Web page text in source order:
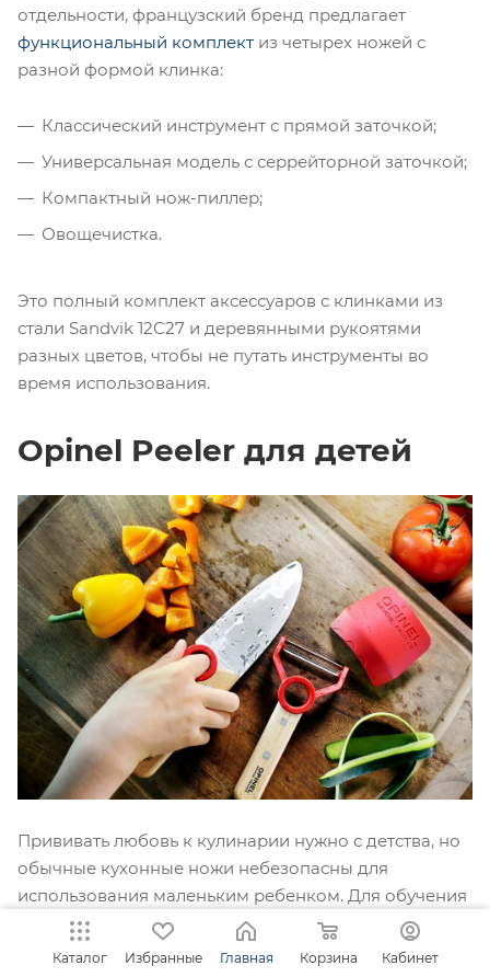
отдельности, французский бренд предлагает
функциональный комплект из четырех ножей с
разной формой клинка:
Классический инструмент с прямой заточкой;
Универсальная модель с серрейторной заточкой;
Компактный нож-пиллер;
Овощечистка.
Это полный комплект аксессуаров с клинками из
стали Sandvik 12C27 и деревянными рукоятями
разных цветов, чтобы не путать инструменты во
время использования.
Opinel Peeler для детей
Прививать любовь к кулинарии нужно с детства, но
обычные кухонные ножи небезопасны для
использования маленьким ребенком. Для обучения
малыша основам кулинарного ремесла бренд
Опинель выпускает детскую овощечистку общей
Каталог Избранные Главная Корзина Кабинет